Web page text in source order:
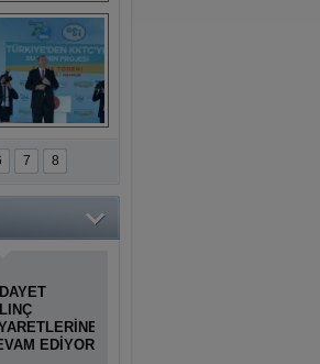
Cüceloğlu,
Mersinli
buluştu
Su Temin
açılışı
7 8
EDİYOR